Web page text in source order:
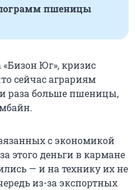
пшеницы
Юг», кризис
сейчас аграриям
раза больше пшеницы,
с экономикой
этого деньги в кармане
— и на технику их не
из-за экспортных